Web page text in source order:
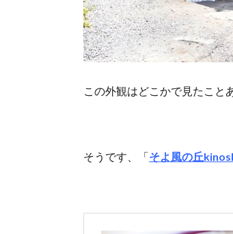
この外観はどこかで見たこと
そうです、「そよ風の丘